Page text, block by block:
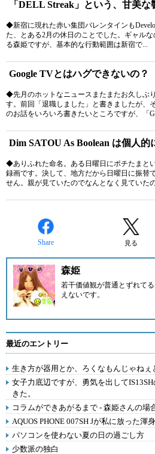
「DELL Streak」という、甘美
◆新宿に現れた赤い集団バレンタインも
た、とある2月の休日のことでした。ギャル
る森姫ですが、基本的な行動範囲は新宿で...
Google TVとはハグできないの？
◆先月のホットなニュースまたまたお久しぶ
す。前回「退職しました」と書きましたが、
のお話をいろいろ書きたいところですが、「
Dim SATOU As Boolean は個人的
◆ありふれた命名。ある日曜日にポチたまと
録画です。決して、地方だから日曜日に振替
せん。親が見ていたのでなんとなく見ていた
Share 見る
森姫
若干価値観が普通とずれて
えないです。
最近のエントリー
生き方が器用とか、ろくなもんじゃねぇ
女子力底辺ですが、勇気を出して
きた。
コラムができあがるまで - 森姫さんの場
AQUOS PHONE 007SH Jが私に放った渾
パソコンを使わない夏の日の過ごし方
少数派の独白